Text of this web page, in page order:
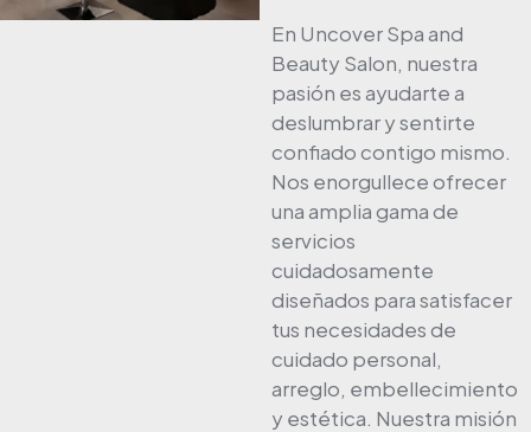
En Uncover Spa and
Beauty Salon, nuestra
pasión es ayudarte a
deslumbrar y sentirte
confiado contigo mismo.
Nos enorgullece ofrecer
una amplia gama de
servicios
cuidadosamente
diseñados para satisfacer
tus necesidades de
cuidado personal,
arreglo, embellecimiento
y estética. Nuestra misión